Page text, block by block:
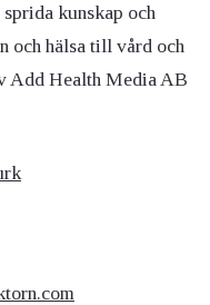
kunskap och
och hälsa till vård och
Add Health Media AB